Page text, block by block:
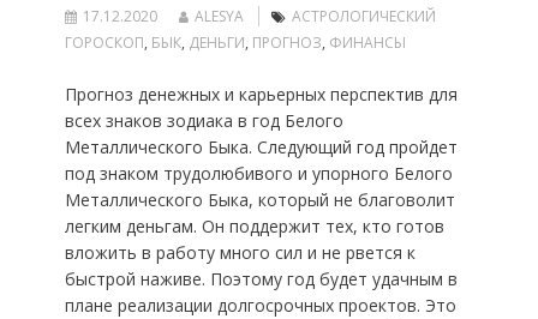
17.12.2020 ALESYA
АСТРОЛОГИЧЕСКИЙ
ГОРОСКОП, БЫК, ДЕНЬГИ, ПРОГНОЗ, ФИНАНСЫ
Прогноз денежных и карьерных перспектив для
всех знаков зодиака в год Белого
Металлического Быка. Следующий год пройдет
под знаком трудолюбивого и упорного Белого
Металлического Быка, который не благоволит
легким деньгам. Он поддержит тех, кто готов
вложить в работу много сил и не рвется к
быстрой наживе. Поэтому год будет удачным в
плане реализации долгосрочных проектов. Это